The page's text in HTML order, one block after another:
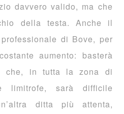
davvero valido, ma che
della testa. Anche il
di Bove, per
aumento: basterà
che, in tutta la zona di
limitrofe, sarà difficile
ditta più attenta,